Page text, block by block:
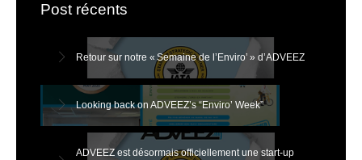
Post récents
Retour sur notre « Semaine de l’Enviro’ » d’ADVEEZ
Looking back on ADVEEZ’s “Enviro’ Week”
ADVEEZ est désormais officiellement une start-up